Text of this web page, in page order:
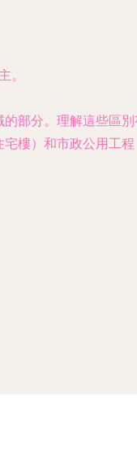
。
部分。理解這些區
樓）和市政公用工